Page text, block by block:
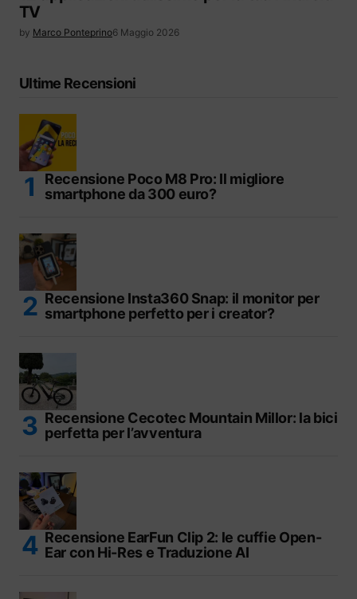
TV
by Marco Ponteprino6 Maggio 2026
Ultime Recensioni
Recensione Poco M8 Pro: Il migliore
smartphone da 300 euro?
Recensione Insta360 Snap: il monitor per
smartphone perfetto per i creator?
Recensione Cecotec Mountain Millor: la bici
perfetta per l’avventura
Recensione EarFun Clip 2: le cuffie Open-
Ear con Hi-Res e Traduzione AI